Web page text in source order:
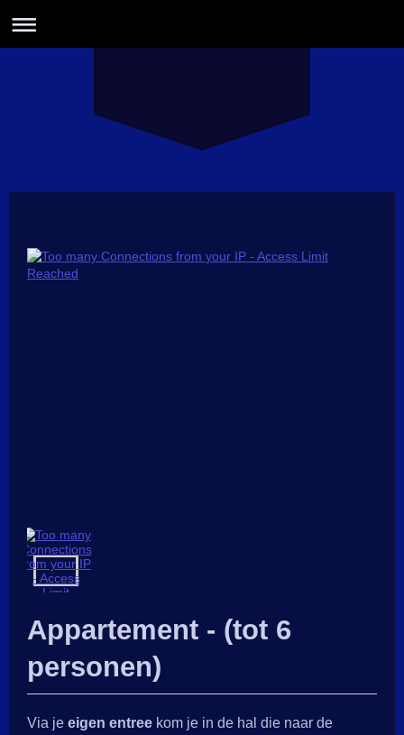
Haus am
Appartement - (tot 6
personen)
Via je eigen entree kom je in de hal die naar de